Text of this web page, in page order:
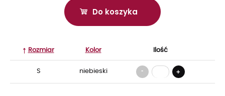
Do koszyka
Rozmiar Kolor Ilość
S niebieski - +